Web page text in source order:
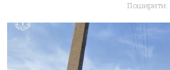
Поширити: